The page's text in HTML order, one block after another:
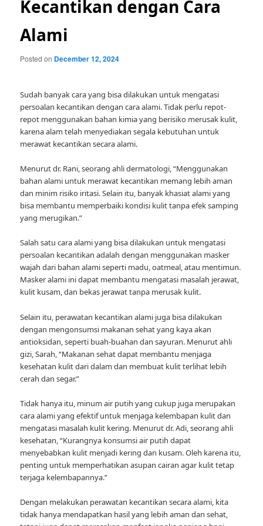
Kecantikan dengan Cara
Alami
Posted on December 12, 2024
Sudah banyak cara yang bisa dilakukan untuk mengatasi
persoalan kecantikan dengan cara alami. Tidak perlu repot-
repot menggunakan bahan kimia yang berisiko merusak kulit,
karena alam telah menyediakan segala kebutuhan untuk
merawat kecantikan secara alami.
Menurut dr. Rani, seorang ahli dermatologi, “Menggunakan
bahan alami untuk merawat kecantikan memang lebih aman
dan minim risiko iritasi. Selain itu, banyak khasiat alami yang
bisa membantu memperbaiki kondisi kulit tanpa efek samping
yang merugikan.”
Salah satu cara alami yang bisa dilakukan untuk mengatasi
persoalan kecantikan adalah dengan menggunakan masker
wajah dari bahan alami seperti madu, oatmeal, atau mentimun.
Masker alami ini dapat membantu mengatasi masalah jerawat,
kulit kusam, dan bekas jerawat tanpa merusak kulit.
Selain itu, perawatan kecantikan alami juga bisa dilakukan
dengan mengonsumsi makanan sehat yang kaya akan
antioksidan, seperti buah-buahan dan sayuran. Menurut ahli
gizi, Sarah, “Makanan sehat dapat membantu menjaga
kesehatan kulit dari dalam dan membuat kulit terlihat lebih
cerah dan segar.”
Tidak hanya itu, minum air putih yang cukup juga merupakan
cara alami yang efektif untuk menjaga kelembapan kulit dan
mengatasi masalah kulit kering. Menurut dr. Adi, seorang ahli
kesehatan, “Kurangnya konsumsi air putih dapat
menyebabkan kulit menjadi kering dan kusam. Oleh karena itu,
penting untuk memperhatikan asupan cairan agar kulit tetap
terjaga kelembapannya.”
Dengan melakukan perawatan kecantikan secara alami, kita
tidak hanya mendapatkan hasil yang lebih aman dan sehat,